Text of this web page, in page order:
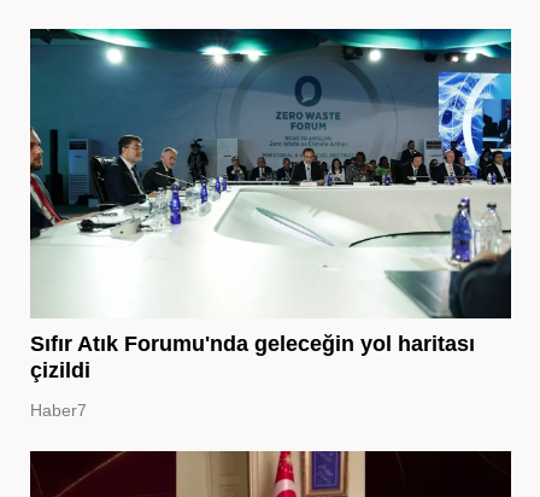
Sıfır Atık Forumu'nda geleceğin yol haritası
çizildi
Haber7